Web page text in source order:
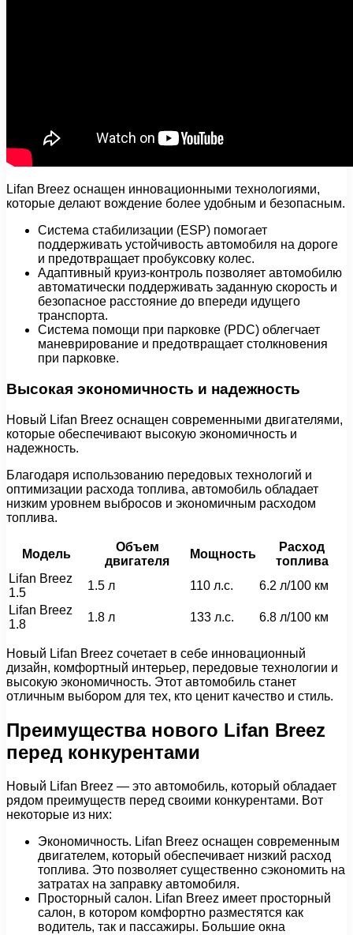
Lifan Breez оснащен инновационными технологиями,
которые делают вождение более удобным и безопасным.
Система стабилизации (ESP) помогает
поддерживать устойчивость автомобиля на дороге
и предотвращает пробуксовку колес.
Адаптивный круиз-контроль позволяет автомобилю
автоматически поддерживать заданную скорость и
безопасное расстояние до впереди идущего
транспорта.
Система помощи при парковке (PDC) облегчает
маневрирование и предотвращает столкновения
при парковке.
Высокая экономичность и надежность
Новый Lifan Breez оснащен современными двигателями,
которые обеспечивают высокую экономичность и
надежность.
Благодаря использованию передовых технологий и
оптимизации расхода топлива, автомобиль обладает
низким уровнем выбросов и экономичным расходом
топлива.
Модель
Объем
двигателя
Мощность
Расход
топлива
Lifan Breez
1.5
1.5 л 110 л.с.
6.2 л/100 км
Lifan Breez
1.8
1.8 л 133 л.с. 6.8 л/100 км
Новый Lifan Breez сочетает в себе инновационный
дизайн, комфортный интерьер, передовые технологии и
высокую экономичность. Этот автомобиль станет
отличным выбором для тех, кто ценит качество и стиль.
Преимущества нового Lifan Breez
перед конкурентами
Новый Lifan Breez — это автомобиль, который обладает
рядом преимуществ перед своими конкурентами. Вот
некоторые из них:
Экономичность. Lifan Breez оснащен современным
двигателем, который обеспечивает низкий расход
топлива. Это позволяет существенно сэкономить на
затратах на заправку автомобиля.
Просторный салон. Lifan Breez имеет просторный
салон, в котором комфортно разместятся как
водитель, так и пассажиры. Большие окна